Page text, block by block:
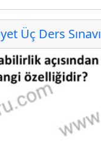
Üç Ders Sınavı